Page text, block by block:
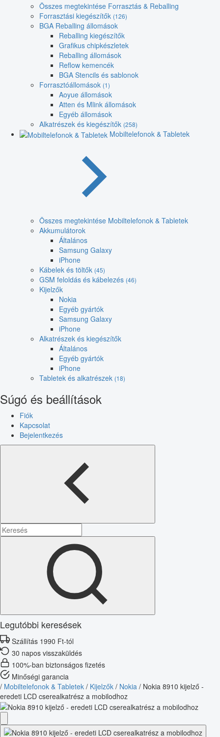
Összes megtekintése Forrasztás & Reballing
Forrasztási kiegészítők (126)
BGA Reballing állomások
Reballing kiegészítők
Grafikus chipkészletek
Reballing állomások
Reflow kemencék
BGA Stencils és sablonok
Forrasztóállomások (1)
Aoyue állomások
Atten és Mlink állomások
Egyéb állomások
Alkatrészek és kiegészítők (258)
Mobiltelefonok & Tabletek
Összes megtekintése Mobiltelefonok & Tabletek
Akkumulátorok
Általános
Samsung Galaxy
iPhone
Kábelek és töltők (45)
GSM feloldás és kábelezés (46)
Kijelzők
Nokia
Egyéb gyártók
Samsung Galaxy
iPhone
Alkatrészek és kiegészítők
Általános
Egyéb gyártók
iPhone
Tabletek és alkatrészek (18)
Súgó és beállítások
Fiók
Kapcsolat
Bejelentkezés
Legutóbbi keresések
Szállítás 1990 Ft-tól
30 napos visszaküldés
100%-ban biztonságos fizetés
Minőségi garancia
/ Mobiltelefonok & Tabletek / Kijelzők / Nokia / Nokia 8910 kijelző -
eredeti LCD cserealkatrész a mobilodhoz